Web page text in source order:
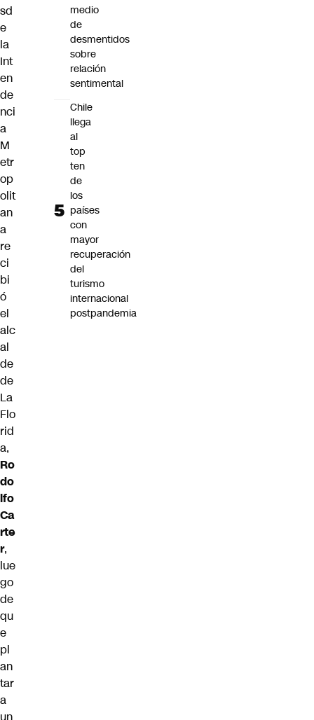
sd
e
la
Int
en
de
nci
a
M
etr
op
olit
an
a
re
ci
bi
ó
el
alc
al
de
de
La
Flo
rid
a,
Ro
do
lfo
Ca
rte
r,
lue
go
de
qu
e
pl
an
tar
a
un
medio
de
desmentidos
sobre
relación
sentimental
Chile
llega
al
top
ten
de
los
países
con
mayor
recuperación
del
turismo
internacional
postpandemia